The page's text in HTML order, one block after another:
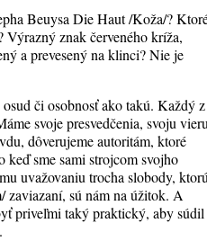
Beuysa Die Haut /Koža/?
Výrazný znak červeného kríža,
a prevesený na klinci? Nie je
či osobnosť ako takú. Každý z
svoje presvedčenia, svoju vieru
dôverujeme autoritám, ktoré
sme sami strojcom svojho
uvažovaniu trocha slobody, ktorú
zaviazaní, sú nám na úžitok. A
priveľmi taký praktický, aby súdil